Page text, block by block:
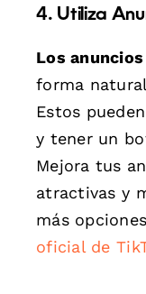
4. Utiliza
Los
forma
Estos
y tener un
Mejora tus
atractivas y
más
oficial de